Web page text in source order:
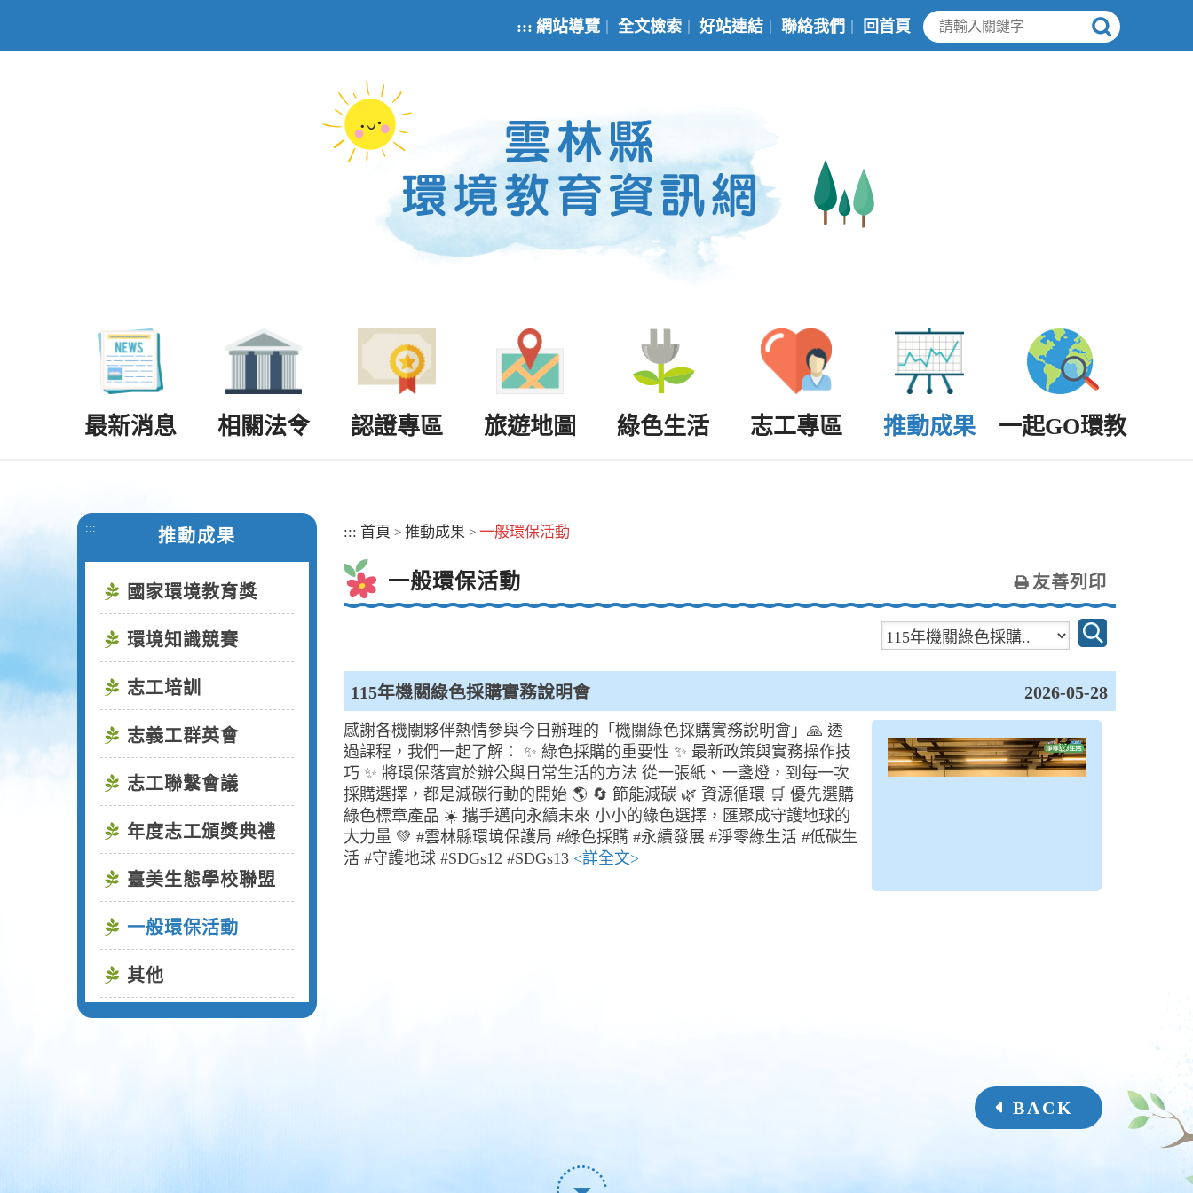
::: 網站導覽 全文檢索 好站連結 聯絡我們 回首頁
最新消息 相關法令 認證專區 旅遊地圖 綠色生活 志工專區 推動成果 一起GO環教
::: 推動成果
國家環境教育獎
環境知識競賽
志工培訓
志義工群英會
志工聯繫會議
年度志工頒獎典禮
臺美生態學校聯盟
一般環保活動
其他
::: 首頁 > 推動成果 > 一般環保活動
一般環保活動 友善列印
115年機關綠色採購實務說明會 2026-05-28
感謝各機關夥伴熱情參與今日辦理的「機關綠色採購實務說明會」🙏 透
過課程，我們一起了解： ✨ 綠色採購的重要性 ✨ 最新政策與實務操作技
巧 ✨ 將環保落實於辦公與日常生活的方法 從一張紙、一盞燈，到每一次
採購選擇，都是減碳行動的開始 🌎 🔄 節能減碳 🌿 資源循環 🛒 優先選購
綠色標章產品 ☀️ 攜手邁向永續未來 小小的綠色選擇，匯聚成守護地球的
大力量 💚 #雲林縣環境保護局 #綠色採購 #永續發展 #淨零綠生活 #低碳生
活 #守護地球 #SDGs12 #SDGs13 <詳全文>
BACK